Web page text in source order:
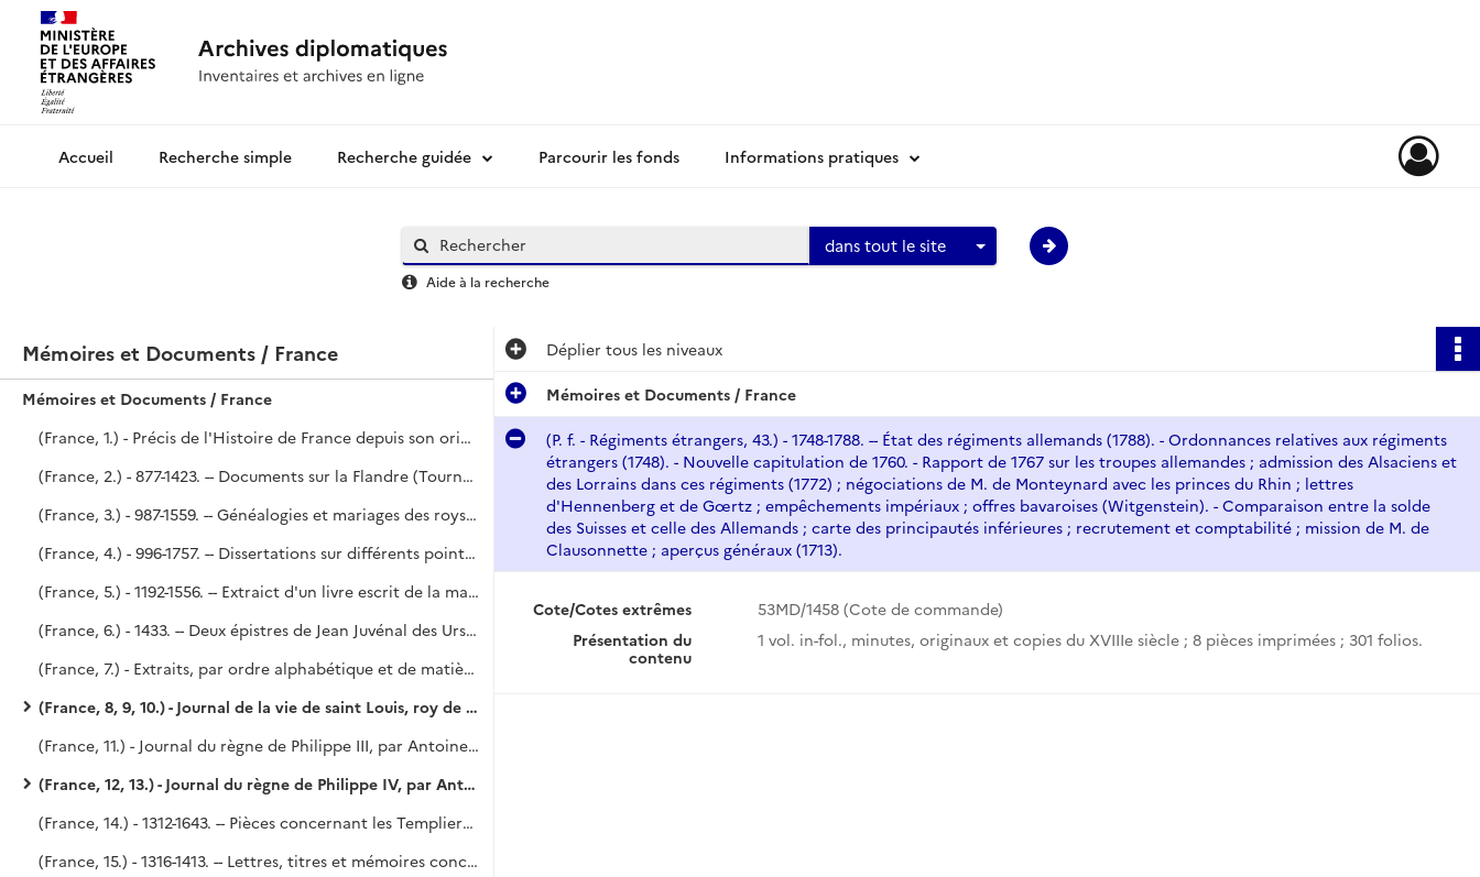
Archives diplomatiquesRecherche simple Recherche guidée Parcourir les fonds Informations pratiques
dans tout le site
Aide à la recherche
Mémoires et Documents / France
Mémoires et Documents / France
(France, 1.) - Précis de l'Histoire de France depuis son origine jusqu'à la fin du règne de Louis XIV, rédigé en 1723 par Le Dran.
(France, 2.) - 877-1423. -- Documents sur la Flandre (Tournay), le Traité de Brétigny, les Traités avec l'Écosse, Gênes et l'Empereur. - Tables de trois manuscrits du fonds Harléien. (N°s 1515-1516 et 4352.) - Une partie du volume provient de la collection du Président de Mesmes, l'autre de la mission de Bréquigny en Angleterre (1765).
(France, 3.) - 987-1559. -- Généalogies et mariages des roys, princes et princesses, douaires des roynes et princesses de la Maison de France, troisième lignée régnante, et d'aucunes maisons fondues en icelles. - Quelques dissertations sur d'autres sujets.
(France, 4.) - 996-1757. -- Dissertations sur différents points de l'Histoire de France. - Mémoire sur les fonctions des premiers ministres, rédigé, sur l'ordre du cardinal Dubois (1723), par Le Dran.
(France, 5.) - 1192-1556. -- Extraict d'un livre escrit de la main de M. le chancellier de l'Hospital, concernant plusieurs traités de paix, appanages, mariages, neutralitez, recognoissances, foy et hommage et autres droits de souveraineté. Deux copies reliées à la suite l'une de l'autre. - Parayre.
(France, 6.) - 1433. -- Deux épistres de Jean Juvénal des Ursins, évesque et comte de Beauvais, l'une envoyée aux trois États tenus à Blois, et l'autre relative à la paix d'Angleterre. - Voy. le P. Lelong, n° 28 791.
(France, 7.) - Extraits, par ordre alphabétique et de matières, des ordonnances antérieures à 1649, avec commentaires.
(France, 8, 9, 10.) - Journal de la vie de saint Louis, roy de France, IXe du nom, composé par Antoine Aubery, avocat au Parlement..
(France, 11.) - Journal du règne de Philippe III, par Antoine Aubery, avocat au Parlement.
(France, 12, 13.) - Journal du règne de Philippe IV, par Antoine Aubery, avocat au Parlement.
(France, 14.) - 1312-1643. -- Pièces concernant les Templiers, le Connétable et les grands officiers de la couronne. - Mémoire d'État sur les rébellions. - Différends entre le pape Urbain VIII et le clergé. - Harangues au Roi par les présidents des cours de justice, etc.
(France, 15.) - 1316-1413. -- Lettres, titres et mémoires concernant les chanceliers de France et les gardes des sceaux, ensemble des droictz attribués à leurs charges. - Voy. le P. Lelong, n° 31 466.
Déplier tous les niveaux
Mémoires et Documents / France
(P. f. - Régiments étrangers, 43.) - 1748-1788. -- État des régiments allemands (1788). - Ordonnances relatives aux régiments
étrangers (1748). - Nouvelle capitulation de 1760. - Rapport de 1767 sur les troupes allemandes ; admission des Alsaciens et
des Lorrains dans ces régiments (1772) ; négociations de M. de Monteynard avec les princes du Rhin ; lettres
d'Hennenberg et de Gœrtz ; empêchements impériaux ; offres bavaroises (Witgenstein). - Comparaison entre la solde
des Suisses et celle des Allemands ; carte des principautés inférieures ; recrutement et comptabilité ; mission de M. de
Clausonnette ; aperçus généraux (1713).
Cote/Cotes extrêmes
53MD/1458 (Cote de commande)
Présentation du
contenu
1 vol. in-fol., minutes, originaux et copies du XVIIIe siècle ; 8 pièces imprimées ; 301 folios.